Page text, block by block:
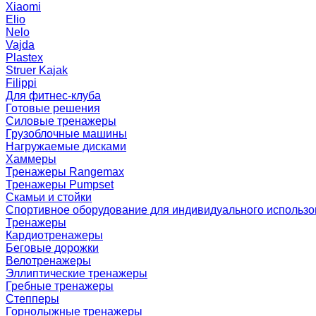
Xiaomi
Elio
Nelo
Vajda
Plastex
Struer Kajak
Filippi
Для фитнес-клуба
Готовые решения
Силовые тренажеры
Грузоблочные машины
Нагружаемые дисками
Хаммеры
Тренажеры Rangemax
Тренажеры Pumpset
Скамьи и стойки
Спортивное оборудование для индивидуального
Тренажеры
Кардиотренажеры
Беговые дорожки
Велотренажеры
Эллиптические тренажеры
Гребные тренажеры
Степперы
Горнолыжные тренажеры